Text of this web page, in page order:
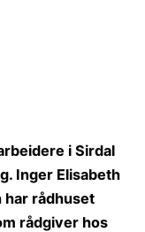
i Sirdal
Inger Elisabeth
har rådhuset
rådgiver hos